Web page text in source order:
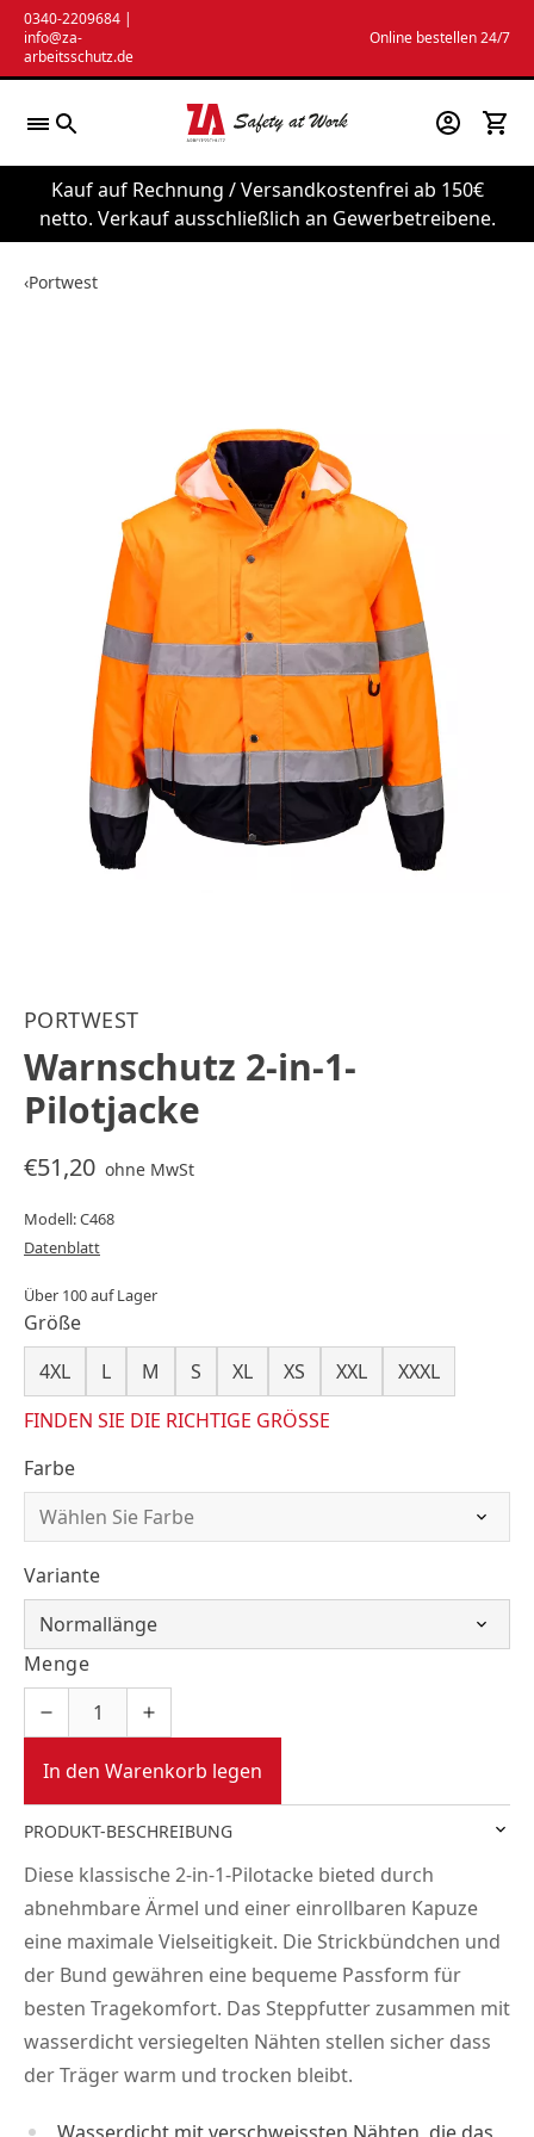
Zum
Inhalt
springen
0340-2209684 |
info@za-
arbeitsschutz.de
Online bestellen 24/7
Kauf auf Rechnung / Versandkostenfrei ab 150€
netto. Verkauf ausschließlich an Gewerbetreibene.
‹Portwest
PORTWEST
Warnschutz 2-in-1-
Pilotjacke
€51,20 ohne MwSt
Modell: C468
Datenblatt
Über 100 auf Lager
Größe
4XL
L M S XL XS XXL
XXXL
FINDEN SIE DIE RICHTIGE GRÖSSE
Farbe
Variante
Menge
In den Warenkorb legen
PRODUKT-BESCHREIBUNG
Diese klassische 2-in-1-Pilotacke bieted durch
abnehmbare Ärmel und einer einrollbaren Kapuze
eine maximale Vielseitigkeit. Die Strickbündchen und
der Bund gewähren eine bequeme Passform für
besten Tragekomfort. Das Steppfutter zusammen mit
wasserdicht versiegelten Nähten stellen sicher dass
der Träger warm und trocken bleibt.